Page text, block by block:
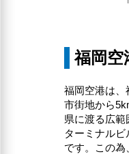
福岡空
福岡空港は、
市街地から
県に渡る広範
ターミナル
です。この為